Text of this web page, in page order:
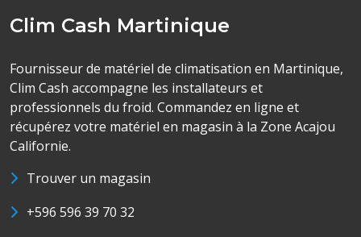
Clim Cash Martinique
Fournisseur de matériel de climatisation en Martinique,
Clim Cash accompagne les installateurs et
professionnels du froid. Commandez en ligne et
récupérez votre matériel en magasin à la Zone Acajou
Californie.
Trouver un magasin
+596 596 39 70 32